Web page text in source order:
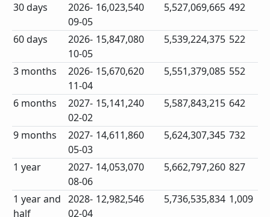
30 days
2026-
09-05
16,023,540 5,527,069,665 492
60 days
2026-
10-05
15,847,080 5,539,224,375 522
3 months
2026-
11-04
15,670,620 5,551,379,085 552
6 months
2027-
02-02
15,141,240 5,587,843,215 642
9 months
2027-
05-03
14,611,860 5,624,307,345 732
1 year
2027-
08-06
14,053,070 5,662,797,260 827
1 year and
half
2028-
02-04
12,982,546 5,736,535,834 1,009